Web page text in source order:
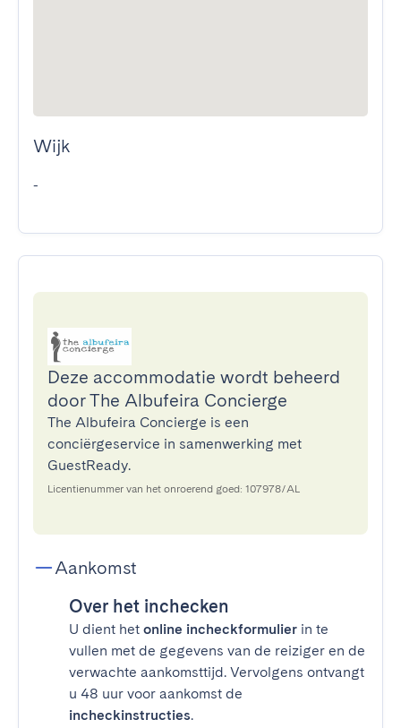
Wijk
-
Deze accommodatie wordt beheerd
door The Albufeira Concierge
The Albufeira Concierge is een
conciërgeservice in samenwerking met
GuestReady.
Licentienummer van het onroerend goed: 107978/AL
Aankomst
Over het inchecken
U dient het online incheckformulier in te
vullen met de gegevens van de reiziger en de
verwachte aankomsttijd. Vervolgens ontvangt
u 48 uur voor aankomst de
incheckinstructies.